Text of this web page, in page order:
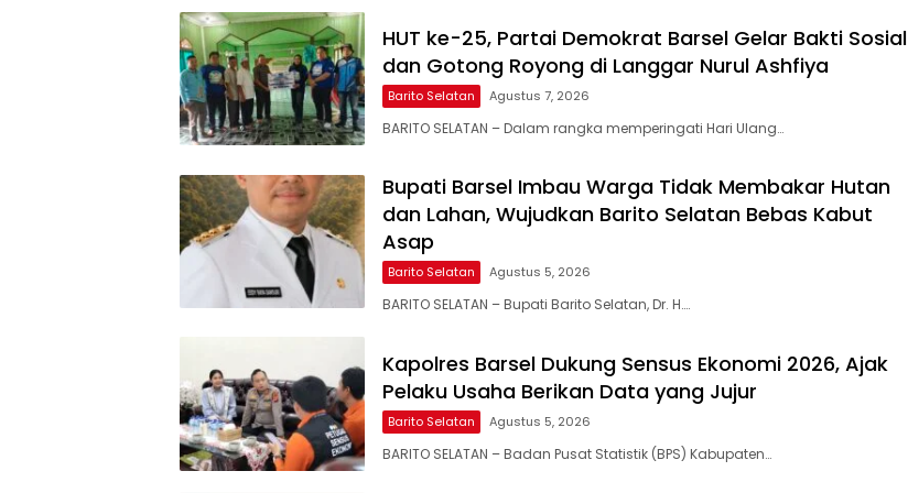
HUT ke-25, Partai Demokrat Barsel Gelar Bakti Sosial
dan Gotong Royong di Langgar Nurul Ashfiya
Barito Selatan Agustus 7, 2026
BARITO SELATAN – Dalam rangka memperingati Hari Ulang…
Bupati Barsel Imbau Warga Tidak Membakar Hutan
dan Lahan, Wujudkan Barito Selatan Bebas Kabut
Asap
Barito Selatan Agustus 5, 2026
BARITO SELATAN – Bupati Barito Selatan, Dr. H….
Kapolres Barsel Dukung Sensus Ekonomi 2026, Ajak
Pelaku Usaha Berikan Data yang Jujur
Barito Selatan Agustus 5, 2026
BARITO SELATAN – Badan Pusat Statistik (BPS) Kabupaten…